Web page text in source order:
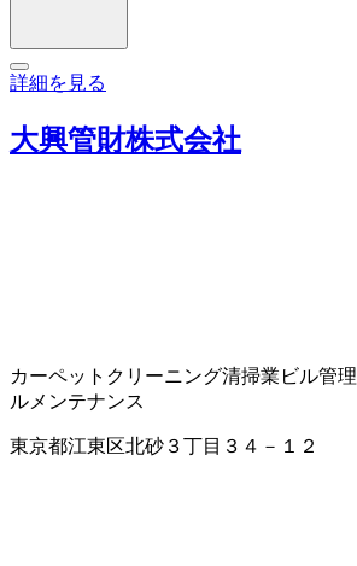
詳細を見る
大興管財株式会社
カーペットクリーニング清掃業 ビル管理
ルメンテナンス
東京都江東区北砂３丁目３４－１２